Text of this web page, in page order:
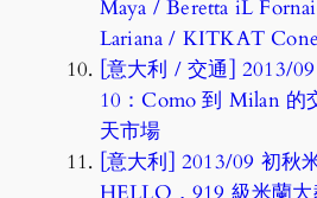
Maya / Beretta iL
Lariana / KITKAT
[意大利 / 交通] 2013/
10：Como 到 Milan 的
天市場
[意大利] 2013/09 初秋